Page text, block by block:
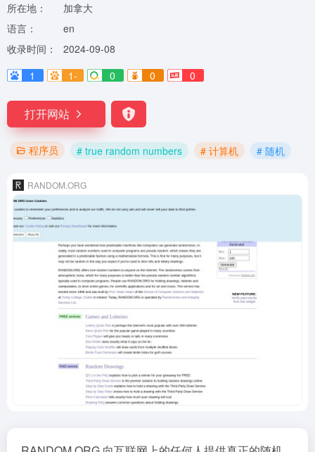
所在地：
加拿大
语言：
en
收录时间：
2024-09-08
1
1- 0 0 0
打开网站
程序员 # true random numbers # 计算机 # 随机
RANDOM.ORG